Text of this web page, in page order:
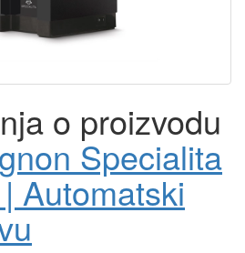
o proizvodu
Specialita
Automatski